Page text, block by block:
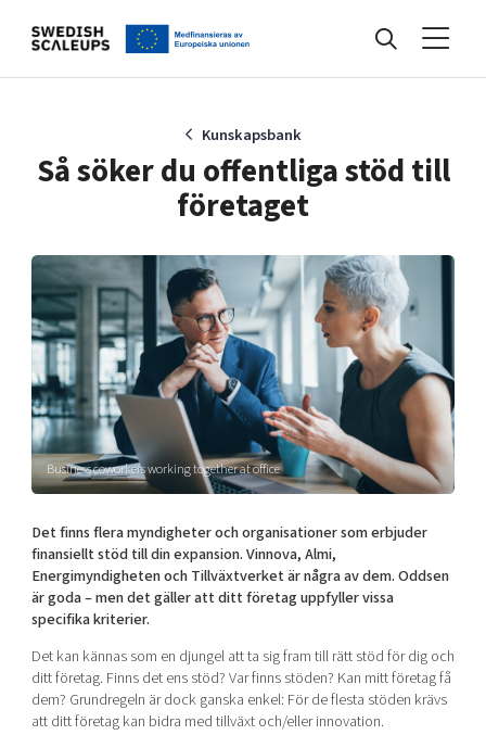
Kunskapsbank
Programmet
Internationalisering
Mer
Ansök till Swedish Scaleups
Så finansieras Swedish Scaleups
Kunskapsbank
Så söker du offentliga stöd till
företaget
Business coworkers working together at office
Det finns flera myndigheter och organisationer som erbjuder
finansiellt stöd till din expansion. Vinnova, Almi,
Energimyndigheten och Tillväxtverket är några av dem. Oddsen
är goda – men det gäller att ditt företag uppfyller vissa
specifika kriterier.
Det kan kännas som en djungel att ta sig fram till rätt stöd för dig och
ditt företag. Finns det ens stöd? Var finns stöden? Kan mitt företag få
dem? Grundregeln är dock ganska enkel: För de flesta stöden krävs
att ditt företag kan bidra med tillväxt och/eller innovation.